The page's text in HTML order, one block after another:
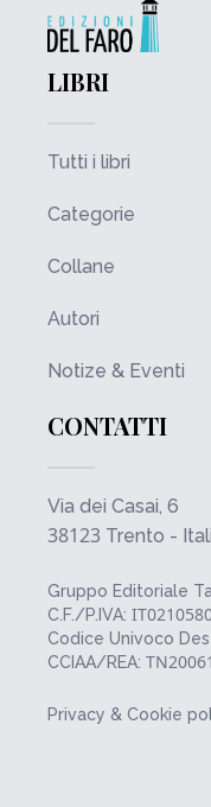
LIBRI
Tutti i libri
Categorie
Collane
Autori
Notize & Eventi
CONTATTI
Via dei Casai, 6
38123 Trento -
Gruppo Editoriale
C.F./P.IVA:
Codice Univoco
CCIAA/REA:
Privacy & Cookie